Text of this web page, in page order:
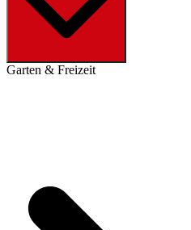
Garten & Freizeit